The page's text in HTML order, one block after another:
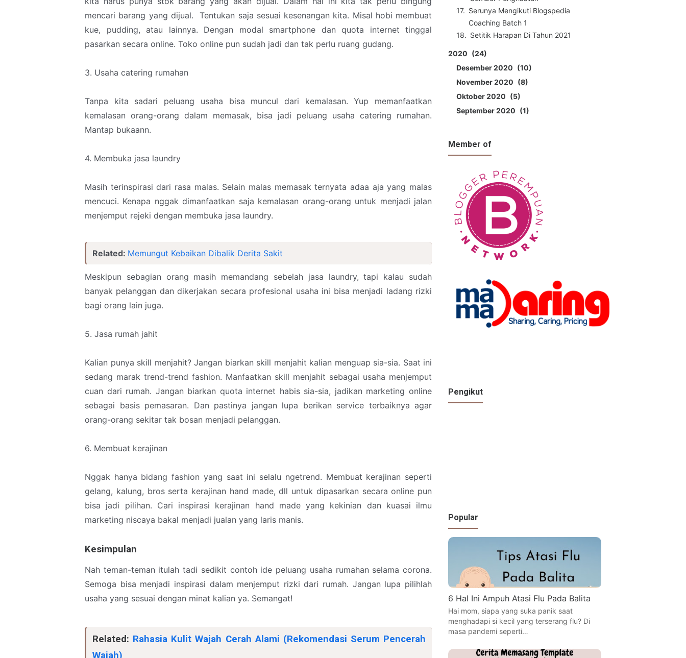
mencari barang yang dijual. Tentukan saja sesuai kesenangan kita. Misal hobi membuat
kue, pudding, atau lainnya. Dengan modal smartphone dan quota internet tinggal
pasarkan secara online. Toko online pun sudah jadi dan tak perlu ruang gudang.
3. Usaha catering rumahan
Tanpa kita sadari peluang usaha bisa muncul dari kemalasan. Yup memanfaatkan
kemalasan orang-orang dalam memasak, bisa jadi peluang usaha catering rumahan.
Mantap bukaann.
4. Membuka jasa laundry
Masih terinspirasi dari rasa malas. Selain malas memasak ternyata adaa aja yang malas
mencuci. Kenapa nggak dimanfaatkan saja kemalasan orang-orang untuk menjadi jalan
menjemput rejeki dengan membuka jasa laundry.
Related: Memungut Kebaikan Dibalik Derita Sakit
Meskipun sebagian orang masih memandang sebelah jasa laundry, tapi kalau sudah
banyak pelanggan dan dikerjakan secara profesional usaha ini bisa menjadi ladang rizki
bagi orang lain juga.
5. Jasa rumah jahit
Kalian punya skill menjahit? Jangan biarkan skill menjahit kalian menguap sia-sia. Saat ini
sedang marak trend-trend fashion. Manfaatkan skill menjahit sebagai usaha menjemput
cuan dari rumah. Jangan biarkan quota internet habis sia-sia, jadikan marketing online
sebagai basis pemasaran. Dan pastinya jangan lupa berikan service terbaiknya agar
orang-orang sekitar tak bosan menjadi pelanggan.
6. Membuat kerajinan
Nggak hanya bidang fashion yang saat ini selalu ngetrend. Membuat kerajinan seperti
gelang, kalung, bros serta kerajinan hand made, dll untuk dipasarkan secara online pun
bisa jadi pilihan. Cari inspirasi kerajinan hand made yang kekinian dan kuasai ilmu
marketing niscaya bakal menjadi jualan yang laris manis.
Kesimpulan
Nah teman-teman itulah tadi sedikit contoh ide peluang usaha rumahan selama corona.
Semoga bisa menjadi inspirasi dalam menjemput rizki dari rumah. Jangan lupa pilihlah
usaha yang sesuai dengan minat kalian ya. Semangat!
Related: Rahasia Kulit Wajah Cerah Alami (Rekomendasi Serum Pencerah
Wajah)
Serunya Mengikuti Blogspedia
Coaching Batch 1
Setitik Harapan Di Tahun 2021
2020
24
Desember 2020
10
November 2020
8
Oktober 2020
5
September 2020
1
Member of
Pengikut
Popular
6 Hal Ini Ampuh Atasi Flu Pada Balita
Hai mom, siapa yang suka panik saat
menghadapi si kecil yang terserang flu? Di
masa pandemi seperti…